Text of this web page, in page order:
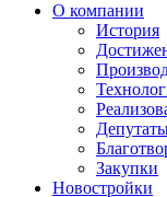
О компании
История
Закупки
Новостройки